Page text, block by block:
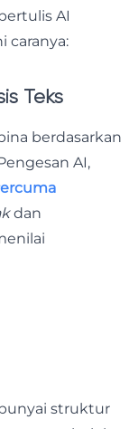
AI
caranya:
Teks
berdasarkan
AI,
dan
struktur